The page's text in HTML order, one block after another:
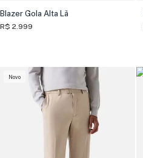
Blazer Gola Alta Lã
R$ 2.999
Novo